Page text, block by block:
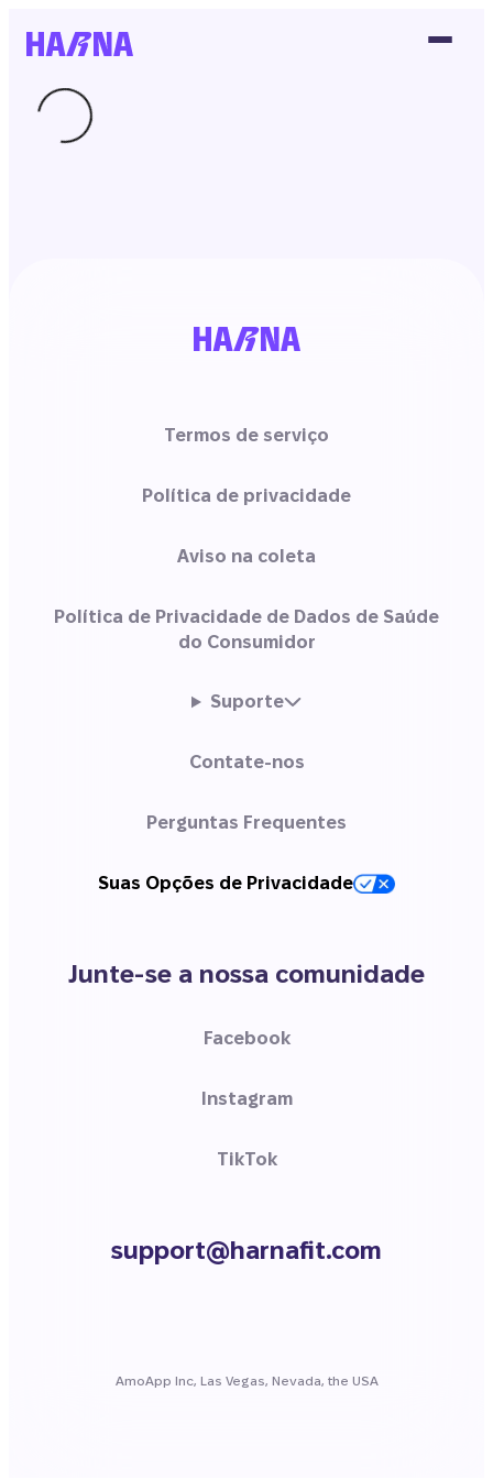
Termos de serviço
Política de privacidade
Aviso na coleta
Política de Privacidade de Dados de Saúde
do Consumidor
Suporte
Contate-nos
Perguntas Frequentes
Suas Opções de Privacidade
Junte-se a nossa comunidade
Facebook
Instagram
TikTok
support@harnafit.com
AmoApp Inc, Las Vegas, Nevada, the USA